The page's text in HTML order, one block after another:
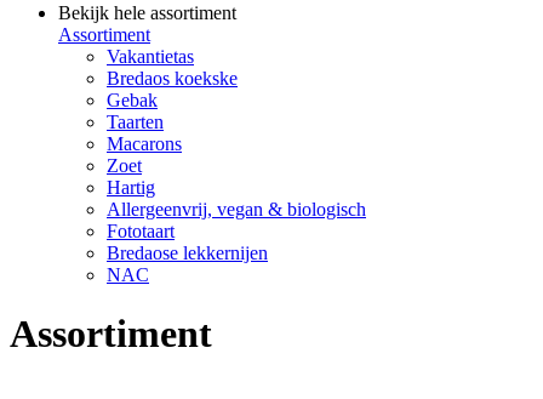
Bekijk hele assortiment
Assortiment
Vakantietas
Bredaos koekske
Gebak
Taarten
Macarons
Zoet
Hartig
Allergeenvrij, vegan & biologisch
Fototaart
Bredaose lekkernijen
NAC
Assortiment